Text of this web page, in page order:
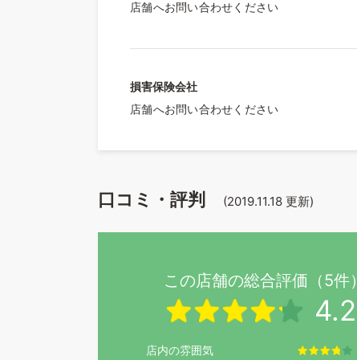
店舗へお問い合わせください
損害保険会社
店舗へお問い合わせください
口コミ・評判 (2019.11.18 更新)
この店舗の総合評価（5件）
4.2
店内の雰囲気